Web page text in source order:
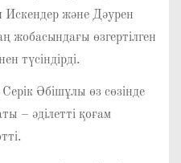
және Дәурен
жобасындағы өзгертілген
түсіндірді.
Әбішұлы өз сөзінде
– әділетті қоғам